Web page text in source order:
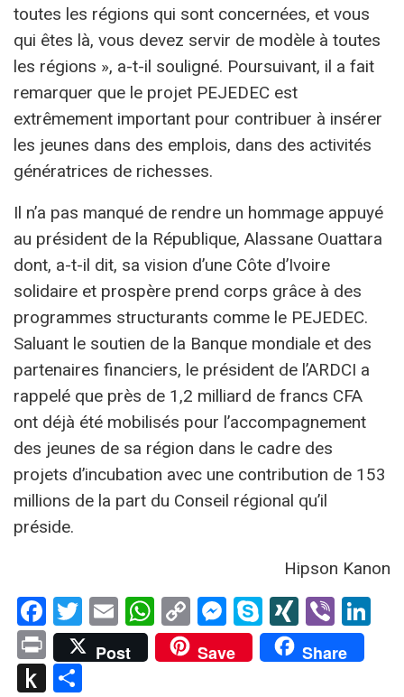
toutes les régions qui sont concernées, et vous
qui êtes là, vous devez servir de modèle à toutes
les régions », a-t-il souligné. Poursuivant, il a fait
remarquer que le projet PEJEDEC est
extrêmement important pour contribuer à insérer
les jeunes dans des emplois, dans des activités
génératrices de richesses.
Il n’a pas manqué de rendre un hommage appuyé
au président de la République, Alassane Ouattara
dont, a-t-il dit, sa vision d’une Côte d’Ivoire
solidaire et prospère prend corps grâce à des
programmes structurants comme le PEJEDEC.
Saluant le soutien de la Banque mondiale et des
partenaires financiers, le président de l’ARDCI a
rappelé que près de 1,2 milliard de francs CFA
ont déjà été mobilisés pour l’accompagnement
des jeunes de sa région dans le cadre des
projets d’incubation avec une contribution de 153
millions de la part du Conseil régional qu’il
préside.
Hipson Kanon
Facebook
Twitter
EmailWhatsApp
Copy
Link
Messenger
SkypeXINGViber
PrintPost Save Share
Push